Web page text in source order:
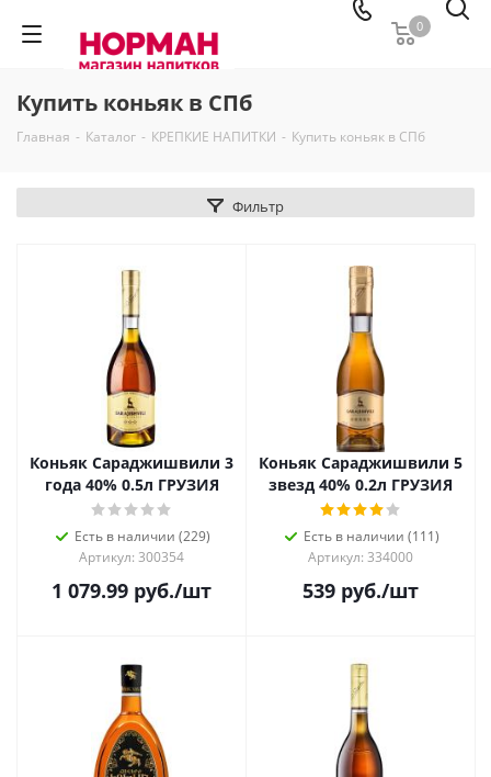
0
Купить коньяк в СПб
Главная - Каталог - КРЕПКИЕ НАПИТКИ - Купить коньяк в СПб
Фильтр
Коньяк Сараджишвили 3
года 40% 0.5л ГРУЗИЯ
Есть в наличии (229)
Артикул: 300354
1 079.99 руб./шт
Коньяк Сараджишвили 5
звезд 40% 0.2л ГРУЗИЯ
Есть в наличии (111)
Артикул: 334000
539 руб./шт